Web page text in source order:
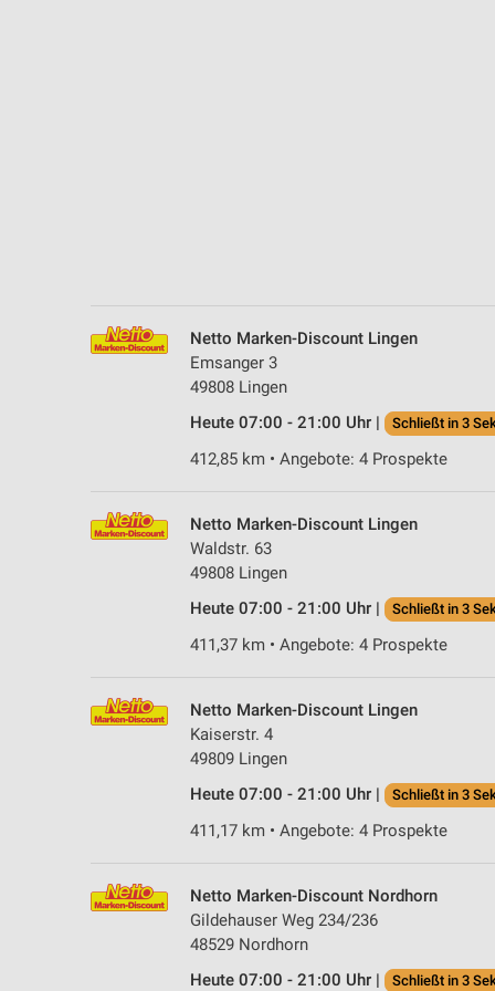
Netto Marken-Discount Lingen
Emsanger 3
49808 Lingen
Heute 07:00 - 21:00 Uhr |
Schließt in 3
412,85 km • Angebote: 4 Prospekte
Netto Marken-Discount Lingen
Waldstr. 63
49808 Lingen
Heute 07:00 - 21:00 Uhr |
Schließt in 3
411,37 km • Angebote: 4 Prospekte
Netto Marken-Discount Lingen
Kaiserstr. 4
49809 Lingen
Heute 07:00 - 21:00 Uhr |
Schließt in 3
411,17 km • Angebote: 4 Prospekte
Netto Marken-Discount Nordhorn
Gildehauser Weg 234/236
48529 Nordhorn
Heute 07:00 - 21:00 Uhr |
Schließt in 3
Notwendig